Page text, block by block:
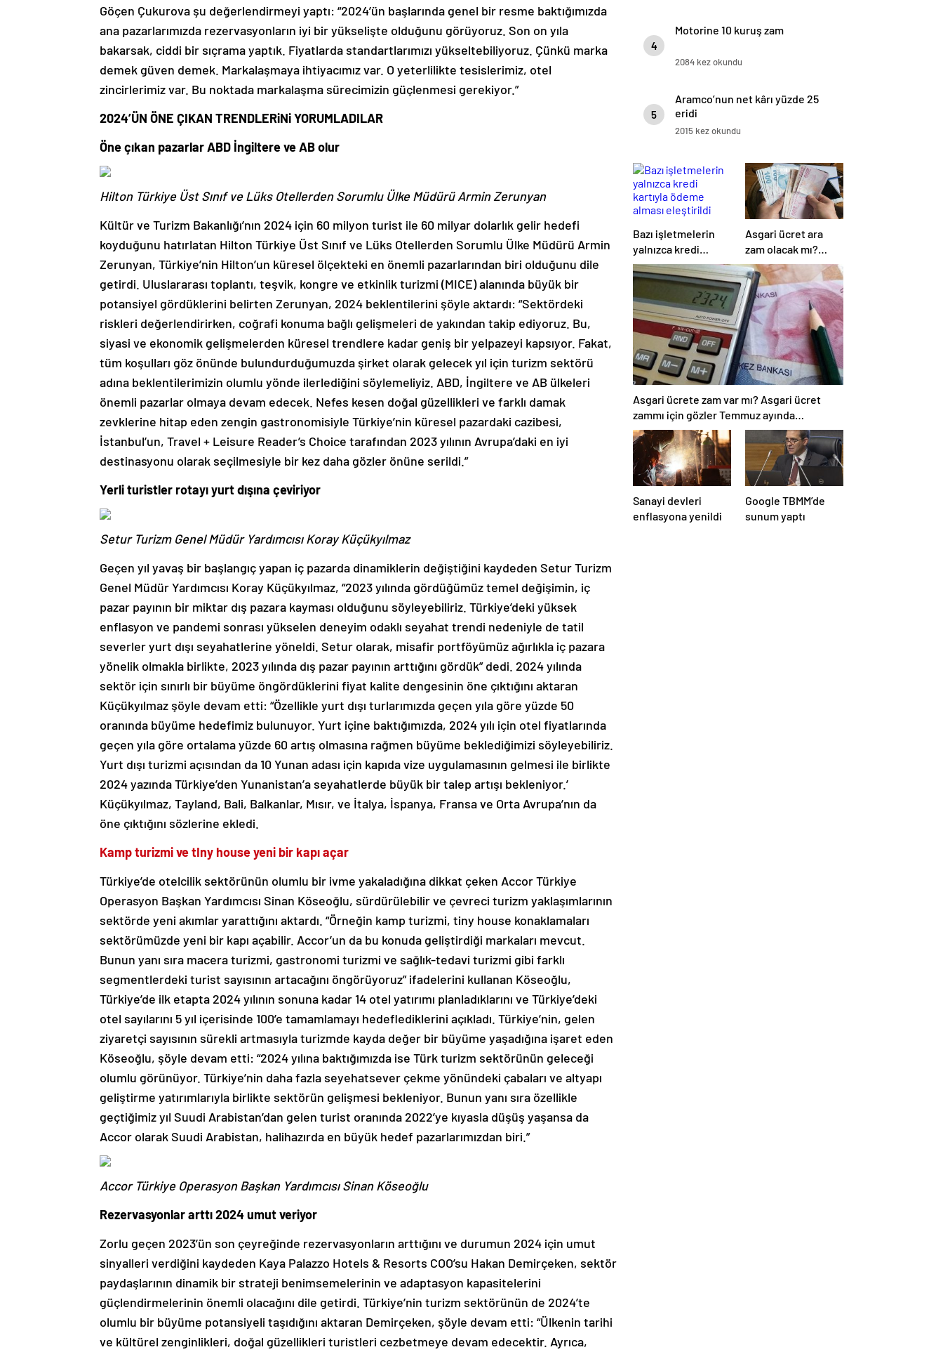
Göçen Çukurova şu değerlendirmeyi yaptı: “2024’ün başlarında genel bir resme baktığımızda
ana pazarlarımızda rezervasyonların iyi bir yükselişte olduğunu görüyoruz. Son on yıla
bakarsak, ciddi bir sıçrama yaptık. Fiyatlarda standartlarımızı yükseltebiliyoruz. Çünkü marka
demek güven demek. Markalaşmaya ihtiyacımız var. O yeterlilikte tesislerimiz, otel
zincirlerimiz var. Bu noktada markalaşma sürecimizin güçlenmesi gerekiyor.”
2024’ÜN ÖNE ÇIKAN TRENDLERiNi YORUMLADILAR
Öne çıkan pazarlar ABD İngiltere ve AB olur
Hilton Türkiye Üst Sınıf ve Lüks Otellerden Sorumlu Ülke MüdürüArmin Zerunyan
Kültür ve Turizm Bakanlığı’nın 2024 için 60 milyon turist ile 60 milyar dolarlık gelir hedefi
koyduğunu hatırlatan Hilton Türkiye Üst Sınıf ve Lüks Otellerden Sorumlu Ülke Müdürü Armin
Zerunyan, Türkiye’nin Hilton’un küresel ölçekteki en önemli pazarlarından biri olduğunu dile
getirdi. Uluslararası toplantı, teşvik, kongre ve etkinlik turizmi (MICE) alanında büyük bir
potansiyel gördüklerini belirten Zerunyan, 2024 beklentilerini şöyle aktardı: “Sektördeki
riskleri değerlendirirken, coğrafi konuma bağlı gelişmeleri de yakından takip ediyoruz. Bu,
siyasi ve ekonomik gelişmelerden küresel trendlere kadar geniş bir yelpazeyi kapsıyor. Fakat,
tüm koşulları göz önünde bulundurduğumuzda şirket olarak gelecek yıl için turizm sektörü
adına beklentilerimizin olumlu yönde ilerlediğini söylemeliyiz. ABD, İngiltere ve AB ülkeleri
önemli pazarlar olmaya devam edecek. Nefes kesen doğal güzellikleri ve farklı damak
zevklerine hitap eden zengin gastronomisiyle Türkiye’nin küresel pazardaki cazibesi,
İstanbul’un, Travel + Leisure Reader’s Choice tarafından 2023 yılının Avrupa’daki en iyi
destinasyonu olarak seçilmesiyle bir kez daha gözler önüne serildi.”
Yerli turistler rotayı yurt dışına çeviriyor
Setur Turizm Genel Müdür YardımcısıKoray Küçükyılmaz
Geçen yıl yavaş bir başlangıç yapan iç pazarda dinamiklerin değiştiğini kaydeden Setur Turizm
Genel Müdür Yardımcısı Koray Küçükyılmaz, “2023 yılında gördüğümüz temel değişimin, iç
pazar payının bir miktar dış pazara kayması olduğunu söyleyebiliriz. Türkiye’deki yüksek
enflasyon ve pandemi sonrası yükselen deneyim odaklı seyahat trendi nedeniyle de tatil
severler yurt dışı seyahatlerine yöneldi. Setur olarak, misafir portföyümüz ağırlıkla iç pazara
yönelik olmakla birlikte, 2023 yılında dış pazar payının arttığını gördük” dedi. 2024 yılında
sektör için sınırlı bir büyüme öngördüklerini fiyat kalite dengesinin öne çıktığını aktaran
Küçükyılmaz şöyle devam etti: “Özellikle yurt dışı turlarımızda geçen yıla göre yüzde 50
oranında büyüme hedefimiz bulunuyor. Yurt içine baktığımızda, 2024 yılı için otel fiyatlarında
geçen yıla göre ortalama yüzde 60 artış olmasına rağmen büyüme beklediğimizi söyleyebiliriz.
Yurt dışı turizmi açısından da 10 Yunan adası için kapıda vize uygulamasının gelmesi ile birlikte
2024 yazında Türkiye’den Yunanistan’a seyahatlerde büyük bir talep artışı bekleniyor.’
Küçükyılmaz, Tayland, Bali, Balkanlar, Mısır, ve İtalya, İspanya, Fransa ve Orta Avrupa’nın da
öne çıktığını sözlerine ekledi.
Kamp turizmi ve tIny house yeni bir kapı açar
Türkiye’de otelcilik sektörünün olumlu bir ivme yakaladığına dikkat çeken Accor Türkiye
Operasyon Başkan Yardımcısı Sinan Köseoğlu, sürdürülebilir ve çevreci turizm yaklaşımlarının
sektörde yeni akımlar yarattığını aktardı. “Örneğin kamp turizmi, tiny house konaklamaları
sektörümüzde yeni bir kapı açabilir. Accor’un da bu konuda geliştirdiği markaları mevcut.
Bunun yanı sıra macera turizmi, gastronomi turizmi ve sağlık-tedavi turizmi gibi farklı
segmentlerdeki turist sayısının artacağını öngörüyoruz” ifadelerini kullanan Köseoğlu,
Türkiye’de ilk etapta 2024 yılının sonuna kadar 14 otel yatırımı planladıklarını ve Türkiye’deki
otel sayılarını 5 yıl içerisinde 100’e tamamlamayı hedeflediklerini açıkladı. Türkiye’nin, gelen
ziyaretçi sayısının sürekli artmasıyla turizmde kayda değer bir büyüme yaşadığına işaret eden
Köseoğlu, şöyle devam etti: “2024 yılına baktığımızda ise Türk turizm sektörünün geleceği
olumlu görünüyor. Türkiye’nin daha fazla seyehatsever çekme yönündeki çabaları ve altyapı
geliştirme yatırımlarıyla birlikte sektörün gelişmesi bekleniyor. Bunun yanı sıra özellikle
geçtiğimiz yıl Suudi Arabistan’dan gelen turist oranında 2022’ye kıyasla düşüş yaşansa da
Accor olarak Suudi Arabistan, halihazırda en büyük hedef pazarlarımızdan biri.”
Accor Türkiye Operasyon Başkan YardımcısıSinan Köseoğlu
Rezervasyonlar arttı 2024 umut veriyor
Zorlu geçen 2023’ün son çeyreğinde rezervasyonların arttığını ve durumun 2024 için umut
sinyalleri verdiğini kaydeden Kaya Palazzo Hotels & Resorts COO’su Hakan Demirçeken, sektör
paydaşlarının dinamik bir strateji benimsemelerinin ve adaptasyon kapasitelerini
güçlendirmelerinin önemli olacağını dile getirdi. Türkiye’nin turizm sektörünün de 2024’te
olumlu bir büyüme potansiyeli taşıdığını aktaran Demirçeken, şöyle devam etti: “Ülkenin tarihi
ve kültürel zenginlikleri, doğal güzellikleri turistleri cezbetmeye devam edecektir. Ayrıca,
4
Motorine 10 kuruş zam
2084 kez okundu
5
Aramco’nun net kârı yüzde 25
eridi
2015 kez okundu
Bazı işletmelerin
yalnızca kredi
kartıyla ödeme
alması eleştirildi
Asgari ücret ara
zam olacak mı?
Asgari ücret
Temmuz zammı için
kapıyı kapattı
Asgari ücrete zam var mı? Asgari ücret
zammı için gözler Temmuz ayında…
Sanayi devleri
enflasyona yenildi
Google TBMM’de
sunum yaptı